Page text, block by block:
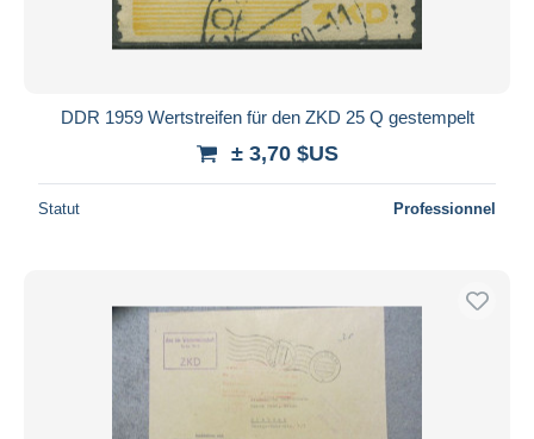
DDR 1959 Wertstreifen für den ZKD 25 Q gestempelt
± 3,70 $US
Statut Professionnel